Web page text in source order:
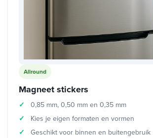
Allround
Magneet stickers
0,85 mm, 0,50 mm en 0,35 mm
Kies je eigen formaten en vormen
Geschikt voor binnen en buitengebruik